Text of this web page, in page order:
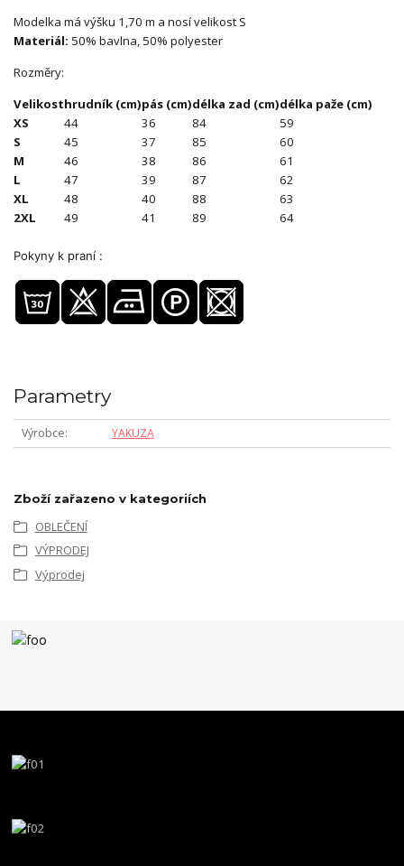
Modelka má výšku 1,70 m a nosí velikost S
Materiál: 50% bavlna, 50% polyester
Rozměry:
Velikosthrudník (cm)pás (cm)délka zad (cm)délka paže (cm)
XS
44 36 84
59
S
45 37 85
60
M
46 38 86
61
L
47 39 87
62
XL
48 40 88
63
2XL
49 41 89 64
Pokyny k praní :
Parametry
Výrobce YAKUZA
Zboží zařazeno v kategoriích
OBLEČENÍ
VÝPRODEJ
Výprodej